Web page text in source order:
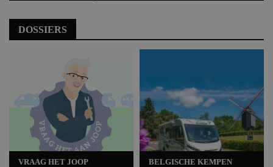
DOSSIERS
VRAAG HET JOOP BELGISCHE KEMPEN